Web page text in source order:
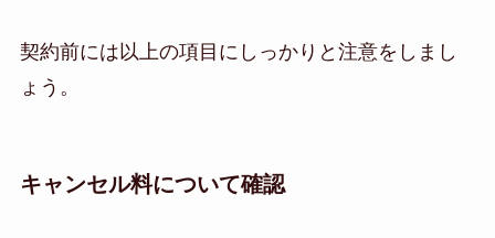
契約前には以上の項目にしっかりと注意をしまし
ょう。
キャンセル料について確認